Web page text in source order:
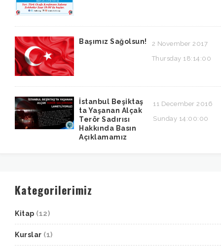
Başımız Sağolsun!
2 November 2017
Thursday 18:14:00
İstanbul Beşiktaş
ta Yaşanan Alçak
Terör Sadırısı
Hakkında Basın
Açıklamamız
11 December 2016
Sunday 14:00:00
Kategorilerimiz
Kitap (12)
Kurslar (1)